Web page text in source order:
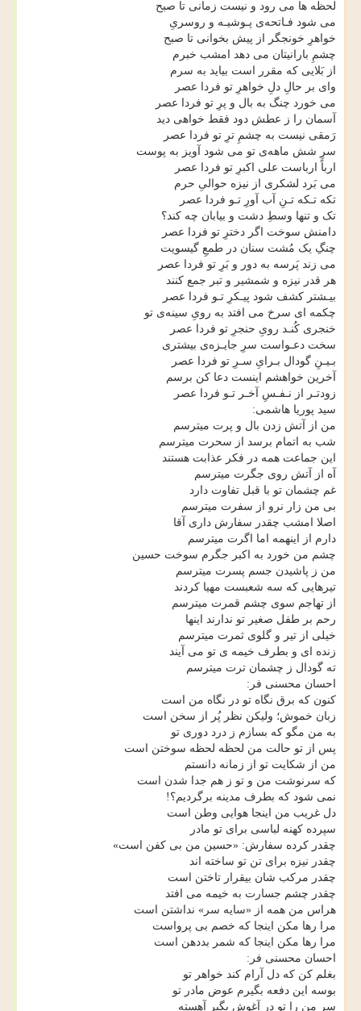
لحظه ها می رود و نیست زمانی تا صبح
می شود فـاتحه‌ی پـوشیـه و روسریِ
خواهرِ خونجگر از پیش بخوانی تا صبح
چشمِ بارانیتان می دهد امشب خبرم
از بَلایی که مقرر است بیاید به سرم
وای بر حالِ دلِ خواهرِ تو فردا عصر
می خورد چنگ به بال و پرِ تو فردا عصر
آسمان را ز عطش دود فقط خواهی دید
رَمقی نیست به چشمِ ترِ تو فردا عصر
سرِ شش ماهه‌ی تو می شود آویز به پوست
ارباً ارباست علی اکبرِ تو فردا عصر
می بَرد لشکری از نیزه حوالیِ حرم
تکه تـکه تـنِ آب آورِ تـو فردا عصر
تک و تنها وسطِ دشت و بیابان چه کند؟
دامنش سوخت اگر دخترِ تو فردا عصر
چنگِ یک مُشت سنان در طمعِ گیسویت
می زند پَرسه به دور و بَرِ تو فردا عصر
هر قدر نیزه و شمشیر و تبر جمع کنند
بیـشتر کشف شود پیـکرِ تـو فردا عصر
چکمه ای سرخ می افتد به رویِ سینه‌ی تو
خنجری کُنـد رویِ حنجرِ تو فردا عصر
سخت دعـواست سرِ جایـزه‌ی بیشتری
بـیـنِ گودال بـرایِ سـرِ تو فردا عصر
آخرین خواهشم اینست دعا کن برسم
زودتـر از نـفـسِ آخـر تـو فردا عصر
سید پوریا هاشمی:
من از آتش زدن بال و پرت میترسم
شب به اتمام برسد از سحرت میترسم
این جماعت همه در فکر عذابت هستند
آه از آتش روی جگرت میترسم
غم چشمان تو با قبل تفاوت دارد
بی من زار نرو از سفرت میترسم
اصلا امشب چقدر سفارش داری آقا
دارم از اینهمه اما اگرت میترسم
چشم من خورد به اکبر جگرم سوخت حسین
من ز پاشیدن جسم پسرت میترسم
تیرهایی که سه شعبست مهیا کردند
از تهاجم سوی چشم قمرت میترسم
رحم بر طفل صغیر تو ندارند اینها
خیلی از تیر و گلوی ثمرت میترسم
زنده ای و بطرف خیمه ی تو می آیند
ته گودال ز چشمان ترت میترسم
احسان محسنی فر:
کنون که برق نگاه تو در نگاه من است
زبان خموش؛ ولیکن نظر پُر از سخن است
به من مگو که بسازم ز درد دوری تو
پس از تو حالت من لحظه لحظه سوختن است
من از شکایت تو از زمانه دانستم
که سرنوشت من و تو ز هم جدا شدن است
نمی شود که بطرف مدینه برگردیم؟!
دل غریب من اینجا هوایی وطن است
سپرده کهنه لباسی برای تو مادر
چقدر کرده سفارش: «حسین من بی کفن است»
چقدر نیزه برای تن تو ساخته اند
چقدر مرکب شان بیقرار تاختن است
چقدر چشم جسارت به خیمه می افتد
هراس من همه از «سایه سر» نداشتن است
مرا رها مکن اینجا که خصم بی پرواست
مرا رها مکن اینجا که شمر بددهن است
احسان محسنی فر:
بغلم کن که دل آرام کند خواهر تو
بوسه این دفعه بگیرم عوض مادر تو
سر من را تو در آغوش بگیر آهسته